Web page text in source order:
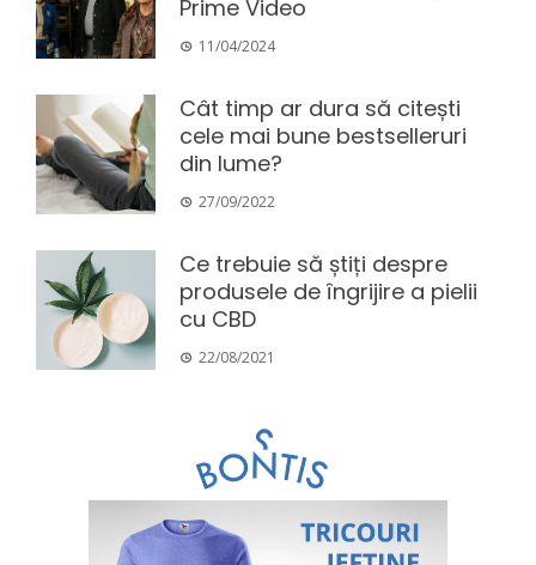
Prime Video
11/04/2024
Cât timp ar dura să citești
cele mai bune bestselleruri
din lume?
27/09/2022
Ce trebuie să știți despre
produsele de îngrijire a pielii
cu CBD
22/08/2021